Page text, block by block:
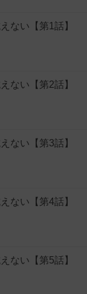
ない【第1話】
ない【第2話】
ない【第3話】
ない【第4話】
ない【第5話】